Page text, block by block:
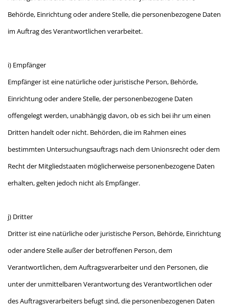
Behörde, Einrichtung oder andere Stelle, die personenbezogene Daten
im Auftrag des Verantwortlichen verarbeitet.
i) Empfänger
Empfänger ist eine natürliche oder juristische Person, Behörde,
Einrichtung oder andere Stelle, der personenbezogene Daten
offengelegt werden, unabhängig davon, ob es sich bei ihr um einen
Dritten handelt oder nicht. Behörden, die im Rahmen eines
bestimmten Untersuchungsauftrags nach dem Unionsrecht oder dem
Recht der Mitgliedstaaten möglicherweise personenbezogene Daten
erhalten, gelten jedoch nicht als Empfänger.
j) Dritter
Dritter ist eine natürliche oder juristische Person, Behörde, Einrichtung
oder andere Stelle außer der betroffenen Person, dem
Verantwortlichen, dem Auftragsverarbeiter und den Personen, die
unter der unmittelbaren Verantwortung des Verantwortlichen oder
des Auftragsverarbeiters befugt sind, die personenbezogenen Daten